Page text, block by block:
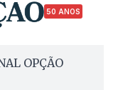
50 ANOS
OPÇÃO